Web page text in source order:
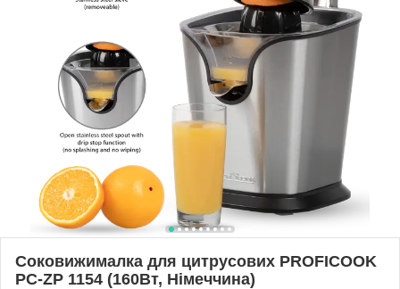
Соковижималка для цитрусових PROFICOOK
PC-ZP 1154 (160Вт, Німеччина)